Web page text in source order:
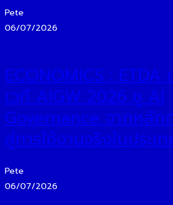
Pete
06/07/2026
ECONOMICS : ETDA
เวที AIGW 2026 ชู AI
Governance จากหลัก
สู่การใช้งานจริงในประเ
Pete
06/07/2026